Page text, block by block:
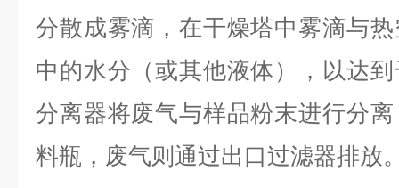
分散成雾滴，在干燥塔中雾滴与
中的水分（或其他液体），以达
分离器将废气与样品粉末进行分
料瓶，废气则通过出口过滤器排放